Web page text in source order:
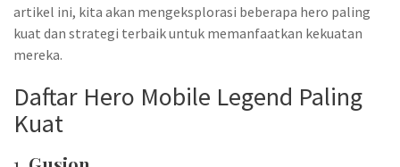
artikel ini, kita akan mengeksplorasi beberapa hero paling
kuat dan strategi terbaik untuk memanfaatkan kekuatan
mereka.
Daftar Hero Mobile Legend Paling
Kuat